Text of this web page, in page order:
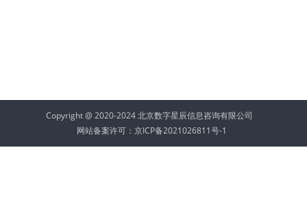
Copyright @ 2020-2024 北京数字星辰信息咨询有限公司
网站备案许可： 京ICP备2021026811号-1